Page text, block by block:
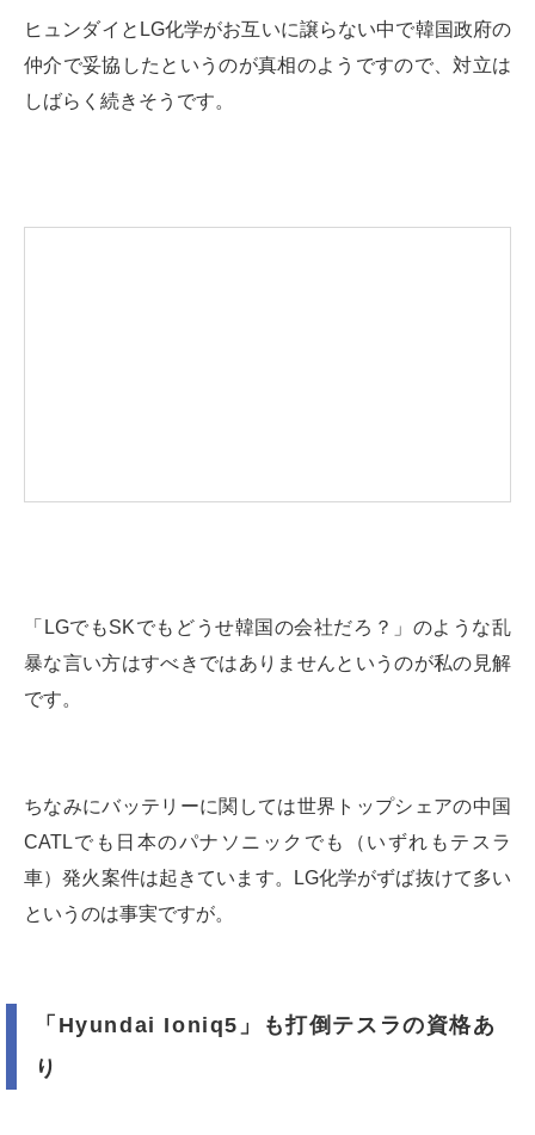
ヒュンダイとLG化学がお互いに譲らない中で韓国政府の
仲介で妥協したというのが真相のようですので、対立は
しばらく続きそうです。
「LGでもSKでもどうせ韓国の会社だろ？」のような乱
暴な言い方はすべきではありませんというのが私の見解
です。
ちなみにバッテリーに関しては世界トップシェアの中国
CATLでも日本のパナソニックでも（いずれもテスラ
車）発火案件は起きています。LG化学がずば抜けて多い
というのは事実ですが。
「Hyundai Ioniq5」も打倒テスラの資格あ
り